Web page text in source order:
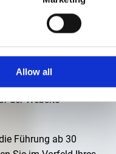
Allow all
mit Kurator Daniel
der Website
Führung ab 30